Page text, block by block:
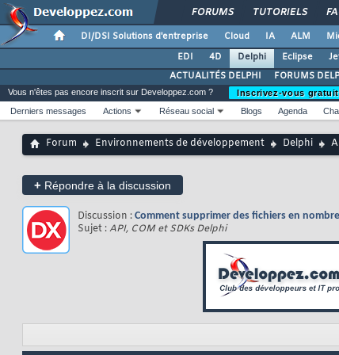
FORUMS TUTORIELS
DI/DSI Solutions d'entreprise Cloud IA ALM
EDI
4D Delphi Eclipse
ACTUALITÉS DELPHI
FORUMS
Vous n'êtes pas encore inscrit sur Developpez.com ?
Inscrivez-vous
Derniers messages
Actions Réseau social Blogs Agenda
Forum Environnements de développement Delphi
+ Répondre à la discussion
Discussion : Comment supprimer des fichiers en
Sujet :API, COM et SDKs Delphi